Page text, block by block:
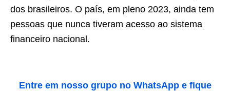
dos brasileiros. O país, em pleno 2023, ainda tem
pessoas que nunca tiveram acesso ao sistema
financeiro nacional.
Entre em nosso grupo no WhatsApp e fique